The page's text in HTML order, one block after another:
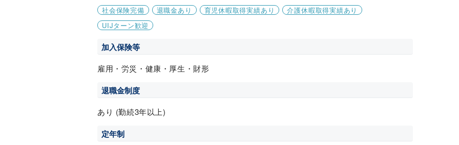
社会保険完備 退職金あり 育児休暇取得実績あり
介護休暇取得実績あり
UIJターン歓迎
加入保険等
雇用・労災・健康・厚生・財形
退職金制度
あり (勤続3年以上)
定年制